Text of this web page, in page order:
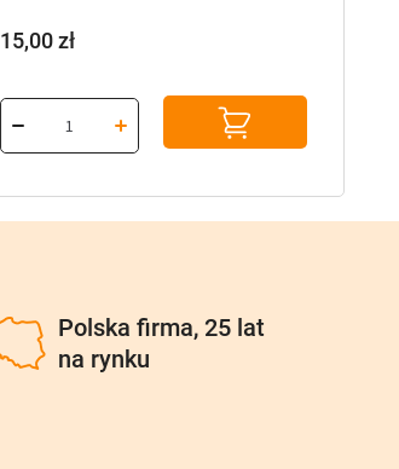
15,00zł
Polska firma, 25 lat
na rynku